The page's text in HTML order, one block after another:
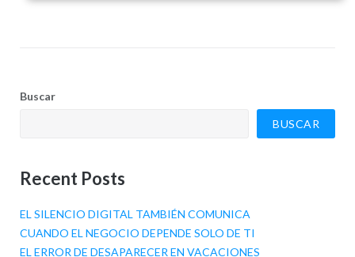
Buscar
BUSCAR
Recent Posts
EL SILENCIO DIGITAL TAMBIÉN COMUNICA
CUANDO EL NEGOCIO DEPENDE SOLO DE TI
EL ERROR DE DESAPARECER EN VACACIONES